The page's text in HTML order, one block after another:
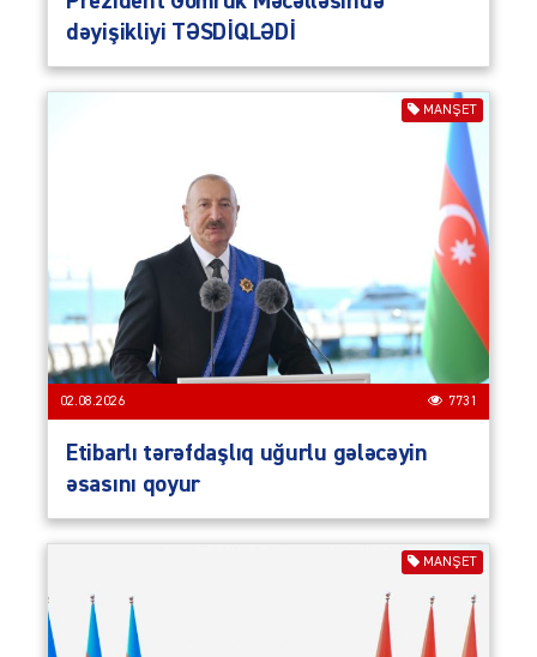
dəyişikliyi TƏSDİQLƏDİ
MANŞET
02.08.2026 7731
Etibarlı tərəfdaşlıq uğurlu gələcəyin
əsasını qoyur
MANŞET